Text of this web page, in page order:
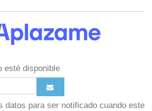
esté disponible
datos para ser notificado cuando este